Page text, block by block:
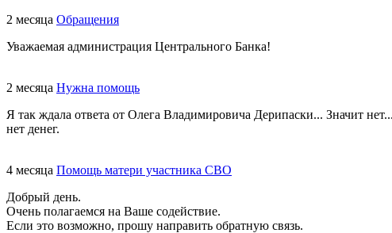
2 месяца Обращения
Уважаемая администрация Центрального Банка!
2 месяца Нужна помощь
Я так ждала ответа от Олега Владимировича Дерипаски... Значит
нет денег.
4 месяца Помощь матери участника СВО
Добрый день.
Очень полагаемся на Ваше содействие.
Если это возможно, прошу направить обратную связь.